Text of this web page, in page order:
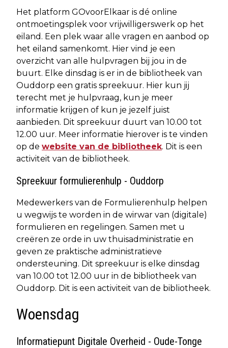
Het platform GOvoorElkaar is dé online
ontmoetingsplek voor vrijwilligerswerk op het
eiland. Een plek waar alle vragen en aanbod op
het eiland samenkomt. Hier vind je een
overzicht van alle hulpvragen bij jou in de
buurt. Elke dinsdag is er in de bibliotheek van
Ouddorp een gratis spreekuur. Hier kun jij
terecht met je hulpvraag, kun je meer
informatie krijgen of kun je jezelf juist
aanbieden. Dit spreekuur duurt van 10.00 tot
12.00 uur. Meer informatie hierover is te vinden
op de website van de bibliotheek. Dit is een
activiteit van de bibliotheek.
Spreekuur formulierenhulp - Ouddorp
Medewerkers van de Formulierenhulp helpen
u wegwijs te worden in de wirwar van (digitale)
formulieren en regelingen. Samen met u
creëren ze orde in uw thuisadministratie en
geven ze praktische administratieve
ondersteuning. Dit spreekuur is elke dinsdag
van 10.00 tot 12.00 uur in de bibliotheek van
Ouddorp. Dit is een activiteit van de bibliotheek.
Woensdag
Informatiepunt Digitale Overheid - Oude-Tonge